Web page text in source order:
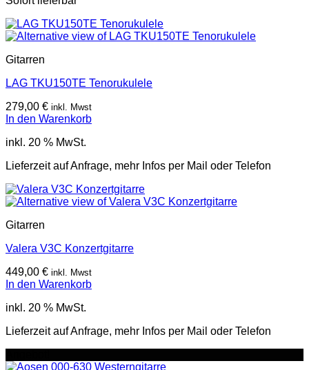
Gitarren
LAG TKU150TE Tenorukulele
279,00 € inkl. Mwst
In den Warenkorb
inkl. 20 % MwSt.
Lieferzeit auf Anfrage, mehr Infos per Mail oder Telefon
Gitarren
Valera V3C Konzertgitarre
449,00 € inkl. Mwst
In den Warenkorb
inkl. 20 % MwSt.
Lieferzeit auf Anfrage, mehr Infos per Mail oder Telefon